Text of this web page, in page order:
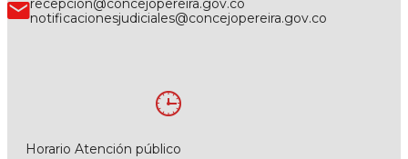
recepcion@concejopereira.gov.co
notificacionesjudiciales@concejopereira.gov.co
Horario Atención público